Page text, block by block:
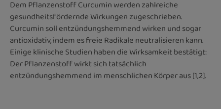
Dem Pflanzenstoff Curcumin werden zahlreiche
gesundheitsfördernde Wirkungen zugeschrieben.
Curcumin soll entzündungshemmend wirken und sogar
antioxidativ, indem es freie Radikale neutralisieren kann.
Einige klinische Studien haben die Wirksamkeit bestätigt:
Der Pflanzenstoff wirkt sich tatsächlich
entzündungshemmend im menschlichen Körper aus [1,2].